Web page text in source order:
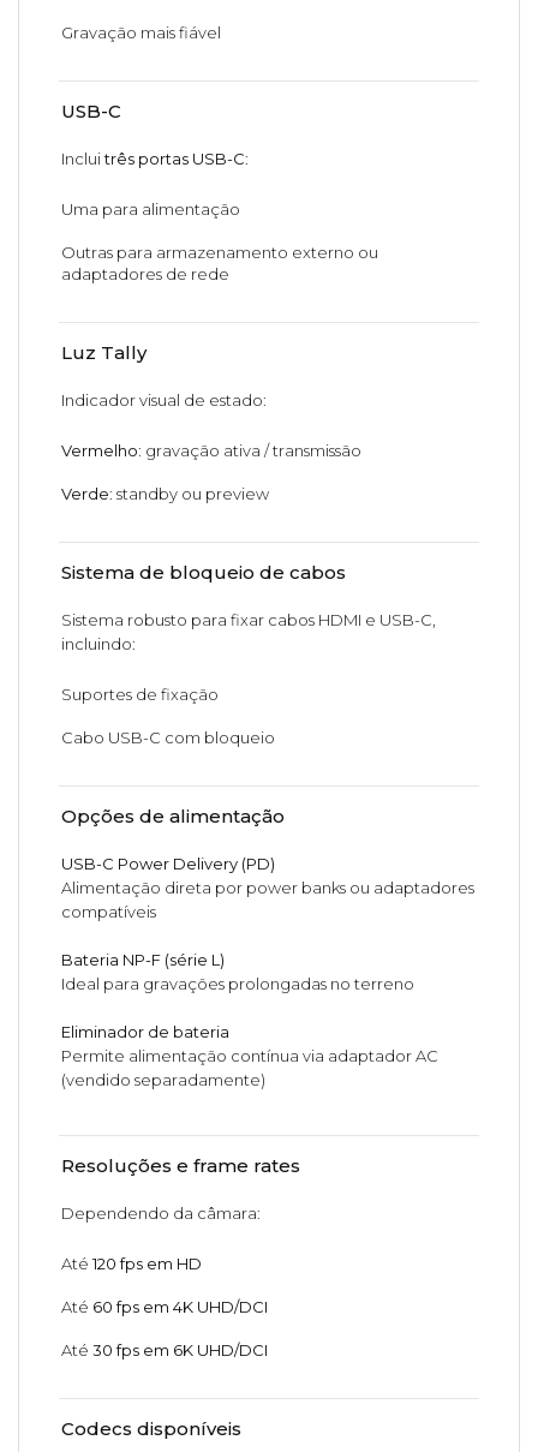
Gravação mais fiável
USB-C
Incluitrês portas USB-C:
Uma para alimentação
Outras para armazenamento externo ou
adaptadores de rede
Luz Tally
Indicador visual de estado:
Vermelho: gravação ativa / transmissão
Verde: standby ou preview
Sistema de bloqueio de cabos
Sistema robusto para fixar cabos HDMI e USB-C,
incluindo:
Suportes de fixação
Cabo USB-C com bloqueio
Opções de alimentação
USB-C Power Delivery (PD)
Alimentação direta por power banks ou adaptadores
compatíveis
Bateria NP-F (série L)
Ideal para gravações prolongadas no terreno
Eliminador de bateria
Permite alimentação contínua via adaptador AC
(vendido separadamente)
Resoluções e frame rates
Dependendo da câmara:
Até120 fps em HD
Até 60 fps em 4K UHD/DCI
Até30 fps em 6K UHD/DCI
Codecs disponíveis